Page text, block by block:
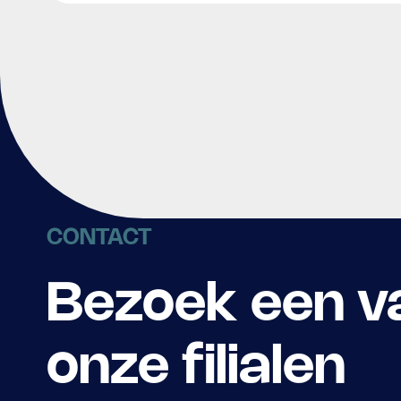
CONTACT
Bezoek een
onze filialen